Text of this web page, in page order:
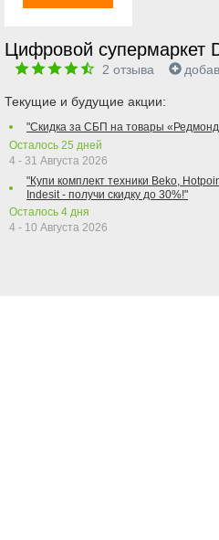
Цифровой супермаркет
2 отзыва
Текущие и будущие акции:
"Скидка за СБП на товары
Осталось 25 дней
4 - 31 Августа 2026
"Купи комплект техники Beko,
Indesit - получи скидку до 30%!"
Осталось 4 дня
4 - 10 Августа 2026